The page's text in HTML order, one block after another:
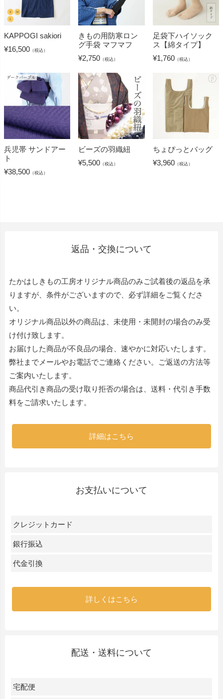
KAPPOGI sakiori
¥16,500 （税込）
きもの用防寒ロン
グ手袋 マフマフ
¥2,750 （税込）
足袋下ハイソック
ス【綿タイプ】
¥1,760（税込）
兵児帯 サンドアー
ト
¥38,500 （税込）
ビーズの羽織紐
¥5,500 （税込）
ちょぴっとバッグ
¥3,960（税込）
返品・交換について
たかはしきもの工房オリジナル商品のみご試着後の返品を承
りますが、条件がございますので、必ず詳細をご覧くださ
い。
オリジナル商品以外の商品は、未使用・未開封の場合のみ受
け付け致します。
お届けした商品が不良品の場合、速やかに対応いたします。
弊社までメールやお電話でご連絡ください。ご返送の方法等
ご案内いたします。
商品代引き商品の受け取り拒否の場合は、送料・代引き手数
料をご請求いたします。
詳細はこちら
お支払いについて
クレジットカード
銀行振込
代金引換
詳しくはこちら
配送・送料について
宅配便